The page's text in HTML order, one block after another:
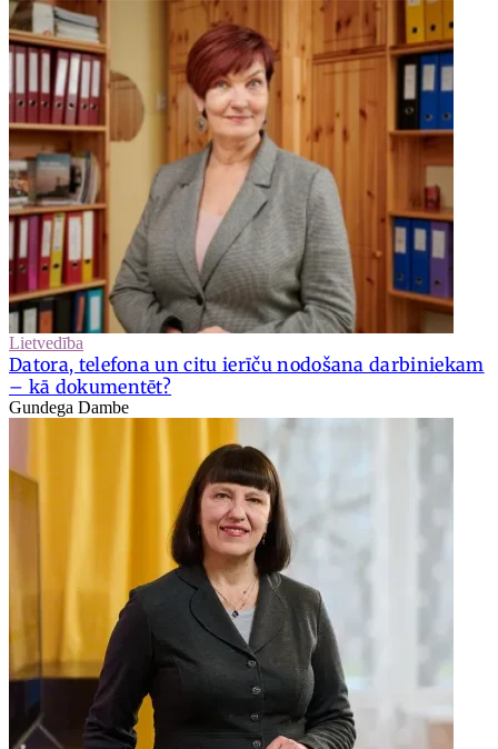
Lietvedība
Datora, telefona un citu ierīču nodošana darbiniekam
– kā dokumentēt?
Gundega Dambe